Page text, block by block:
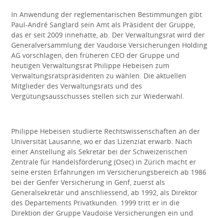
In Anwendung der reglementarischen Bestimmungen gibt
Paul-André Sanglard sein Amt als Präsident der Gruppe,
das er seit 2009 innehatte, ab. Der Verwaltungsrat wird der
Generalversammlung der Vaudoise Versicherungen Holding
AG vorschlagen, den früheren CEO der Gruppe und
heutigen Verwaltungsrat Philippe Hebeisen zum
Verwaltungsratspräsidenten zu wählen. Die aktuellen
Mitglieder des Verwaltungsrats und des
Vergütungsausschusses stellen sich zur Wiederwahl.
Philippe Hebeisen studierte Rechtswissenschaften an der
Universität Lausanne, wo er das Lizenziat erwarb. Nach
einer Anstellung als Sekretär bei der Schweizerischen
Zentrale für Handelsförderung (Osec) in Zürich macht er
seine ersten Erfahrungen im Versicherungsbereich ab 1986
bei der Genfer Versicherung in Genf, zuerst als
Generalsekretär und anschliessend, ab 1992, als Direktor
des Departements Privatkunden. 1999 tritt er in die
Direktion der Gruppe Vaudoise Versicherungen ein und